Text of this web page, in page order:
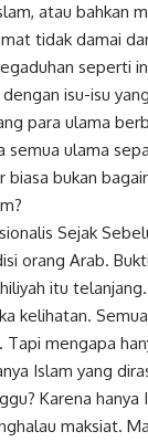
atau bahkan
tidak damai
seperti
isu-isu
para ulama
semua ulama
biasa bukan
Sejak
orang Arab.
itu
kelihatan.
mengapa
Islam yang
Karena hanya
maksiat.